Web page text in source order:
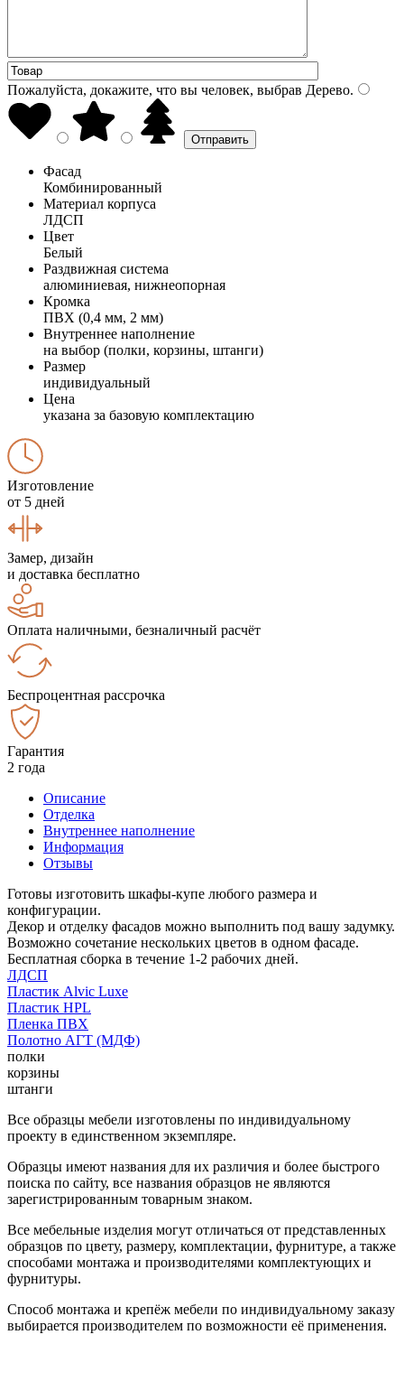
Пожалуйста, докажите, что вы человек, выбрав Дерево.
Фасад
Комбинированный
Материал корпуса
ЛДСП
Цвет
Белый
Раздвижная система
алюминиевая, нижнеопорная
Кромка
ПВХ (0,4 мм, 2 мм)
Внутреннее наполнение
на выбор (полки, корзины, штанги)
Размер
индивидуальный
Цена
указана за базовую комплектацию
Изготовление
от 5 дней
Замер, дизайн
и доставка бесплатно
Оплата наличными, безналичный расчёт
Беспроцентная рассрочка
Гарантия
2 года
Описание
Отделка
Внутреннее наполнение
Информация
Отзывы
Готовы изготовить шкафы-купе любого размера и
конфигурации.
Декор и отделку фасадов можно выполнить под вашу задумку.
Возможно сочетание нескольких цветов в одном фасаде.
Бесплатная сборка в течение 1-2 рабочих дней.
ЛДСП
Пластик Alvic Luxe
Пластик HPL
Пленка ПВХ
Полотно АГТ (МДФ)
полки
корзины
штанги
Все образцы мебели изготовлены по индивидуальному
проекту в единственном экземпляре.
Образцы имеют названия для их различия и более быстрого
поиска по сайту, все названия образцов не являются
зарегистрированным товарным знаком.
Все мебельные изделия могут отличаться от представленных
образцов по цвету, размеру, комплектации, фурнитуре, а также
способами монтажа и производителями комплектующих и
фурнитуры.
Способ монтажа и крепёж мебели по индивидуальному заказу
выбирается производителем по возможности её применения.